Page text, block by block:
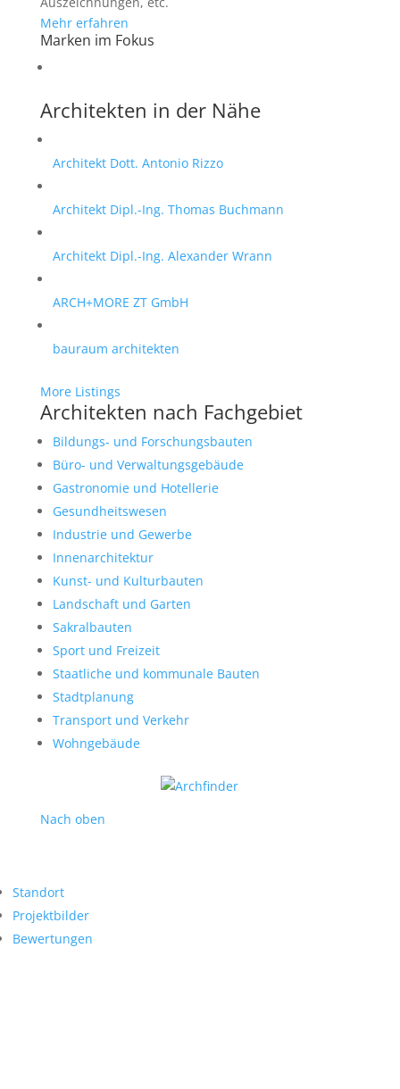
Mehr erfahren
Marken im Fokus
Architekten in der Nähe
Architekt Dott. Antonio Rizzo
Architekt Dipl.-Ing. Thomas Buchmann
Architekt Dipl.-Ing. Alexander Wrann
ARCH+MORE ZT GmbH
bauraum architekten
More Listings
Architekten nach Fachgebiet
Bildungs- und Forschungsbauten
Büro- und Verwaltungsgebäude
Gastronomie und Hotellerie
Gesundheitswesen
Industrie und Gewerbe
Innenarchitektur
Kunst- und Kulturbauten
Landschaft und Garten
Sakralbauten
Sport und Freizeit
Staatliche und kommunale Bauten
Stadtplanung
Transport und Verkehr
Wohngebäude
Nach oben
Standort
Projektbilder
Bewertungen